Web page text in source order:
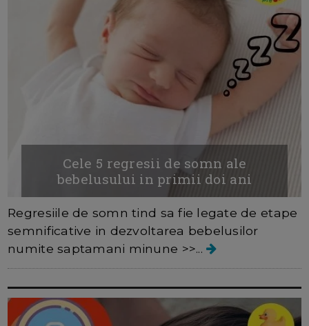
Cele 5 regresii de somn ale
bebelusului in primii doi ani
Regresiile de somn tind sa fie legate de etape
semnificative in dezvoltarea bebelusilor
numite saptamani minune >>...